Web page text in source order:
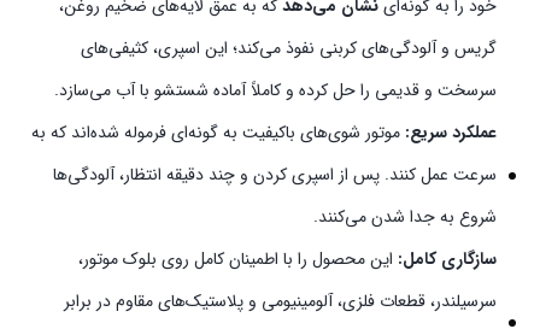
خود را به گونه‌اینشان می‌دهدکه به عمق لایه‌های ضخیم روغن،
گریس و آلودگی‌های کربنی نفوذ می‌کند؛ این اسپری، کثیفی‌های
سرسخت و قدیمی را حل کرده و کاملاً آماده شستشو با آب می‌سازد.
عملکرد سریع: موتور شوی‌های باکیفیت به گونه‌ای فرموله شده‌اند که به
سرعت عمل کنند. پس از اسپری کردن و چند دقیقه انتظار، آلودگی‌ها
شروع به جدا شدن می‌کنند.
سازگاری کامل: این محصول را با اطمینان کامل روی بلوک موتور،
سرسیلندر، قطعات فلزی، آلومینیومی و پلاستیک‌های مقاوم در برابر